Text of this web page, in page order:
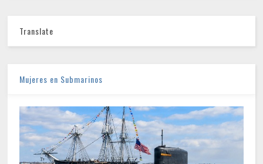
Translate
Mujeres en Submarinos